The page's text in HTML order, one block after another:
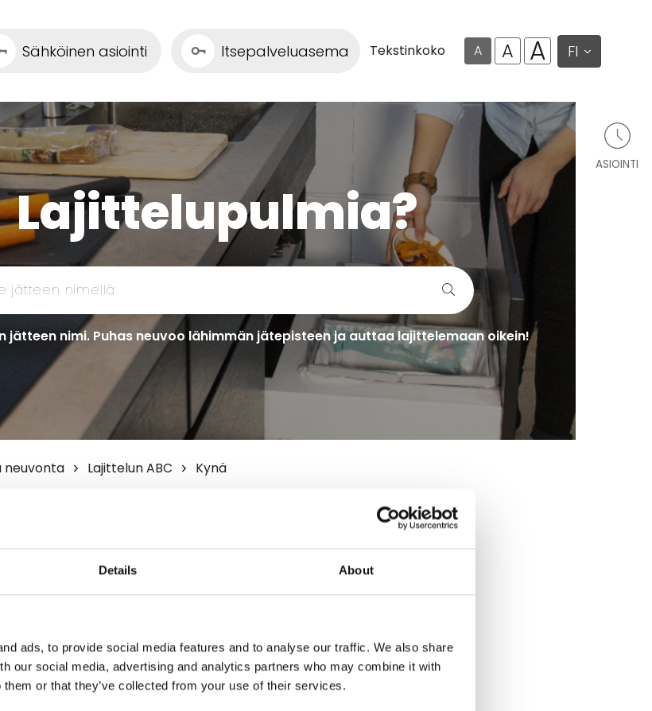
Details About
ads, to provide social media features and to analyse our traffic. We also share
our social media, advertising and analytics partners who may combine it with
or that they’ve collected from your use of their services.
Sähköinen asiointi Itsepalveluasema Tekstinkoko A A A FI
Lajittelupulmia?
jätteen nimi. Puhas neuvoo lähimmän jätepisteen ja auttaa lajittelemaan oikein!
ASIOINTI
neuvonta Lajittelun ABC Kynä
jätteeseen.
metallinkeräykseen.